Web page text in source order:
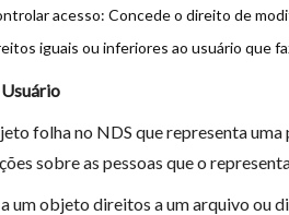
acesso: Concede o direito de
iguais ou inferiores ao usuário que
folha no NDS que representa
sobre as pessoas que o
um objeto direitos a um arquivo ou